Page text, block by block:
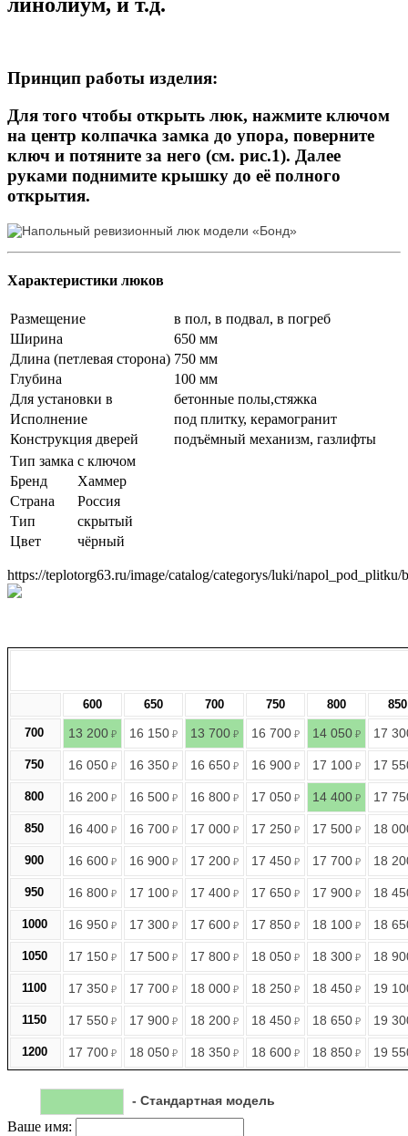
Принцип работы изделия:
Для того чтобы открыть люк, нажмите ключом
на центр колпачка замка до упора, поверните
ключ и потяните за него (см. рис.1). Далее
руками поднимите крышку до её полного
открытия.
Характеристики люков
Размещение
в пол, в подвал, в погреб
Ширина
650 мм
Длина (петлевая сторона) 750 мм
Глубина
100 мм
Для установки в
бетонные полы,стяжка
Исполнение
под плитку, керамогранит
Конструкция дверей
подъёмный механизм, газлифты
Тип замка с ключом
Бренд
Хаммер
Страна
Россия
Тип
скрытый
Цвет
чёрный
https://teplotorg63.ru/image/catalog/categorys/luki/napol_pod_plitku/
600 650 700 750 800 850
700 13 200 ₽ 16 150 ₽ 13 700 ₽ 16 700 ₽ 14 050 ₽ 17
750 16 050 ₽ 16 350 ₽ 16 650 ₽ 16 900 ₽ 17 100 ₽ 17
800 16 200 ₽ 16 500 ₽ 16 800 ₽ 17 050 ₽ 14 400 ₽ 17
850 16 400 ₽ 16 700 ₽ 17 000 ₽ 17 250 ₽ 17 500 ₽ 18
900 16 600 ₽ 16 900 ₽ 17 200 ₽ 17 450 ₽ 17 700 ₽ 18
950 16 800 ₽ 17 100 ₽ 17 400 ₽ 17 650 ₽ 17 900 ₽ 18
1000 16 950 ₽ 17 300 ₽ 17 600 ₽ 17 850 ₽ 18 100 ₽ 18
1050 17 150 ₽ 17 500 ₽ 17 800 ₽ 18 050 ₽ 18 300 ₽ 18
1100 17 350 ₽ 17 700 ₽ 18 000 ₽ 18 250 ₽ 18 450 ₽ 19
1150 17 550 ₽ 17 900 ₽ 18 200 ₽ 18 450 ₽ 18 650 ₽ 19
1200 17 700 ₽ 18 050 ₽ 18 350 ₽ 18 600 ₽ 18 850 ₽ 19
- Стандартная модель
Ваше имя: